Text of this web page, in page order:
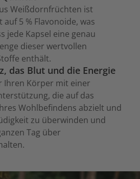
Weißdornfrüchten ist
5 % Flavonoide, was
jede Kapsel eine genau
dieser wertvollen
enthält.
das Blut und die Energie
Ihren Körper mit einer
die auf das
Wohlbefindens abzielt und
zu überwinden und
Tag über